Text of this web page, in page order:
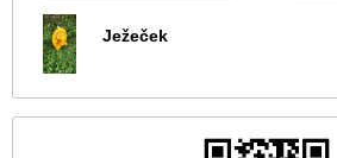
Ježeček